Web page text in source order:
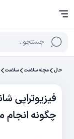
جستجو...
حال مجله سلامت سلامت
فیزیوتراپی
چگونه انجام